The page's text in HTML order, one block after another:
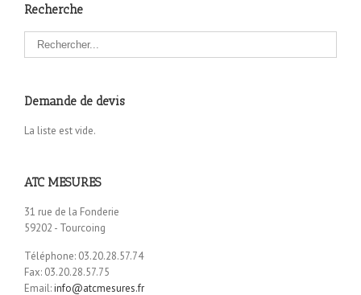
Recherche
Demande de devis
La liste est vide.
ATC MESURES
31 rue de la Fonderie
59202 - Tourcoing
Téléphone: 03.20.28.57.74
Fax: 03.20.28.57.75
Email:info@atcmesures.fr